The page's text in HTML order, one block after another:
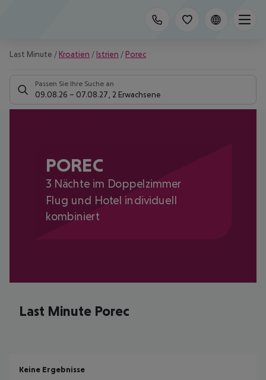
Last Minute / Kroatien / Istrien / Porec
Passen Sie Ihre Suche an
09.08.26 – 07.08.27 2 Erwachsene
POREC
3 Nächte im Doppelzimmer
Flug und Hotel individuell
kombiniert
Last Minute Porec
Keine Ergebnisse